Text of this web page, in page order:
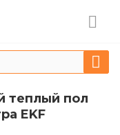
теплый пол
EKF